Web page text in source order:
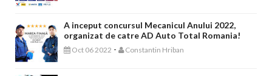
A inceput concursul Mecanicul Anului 2022,
organizat de catre AD Auto Total Romania!
Oct 06 2022 - Constantin Hriban